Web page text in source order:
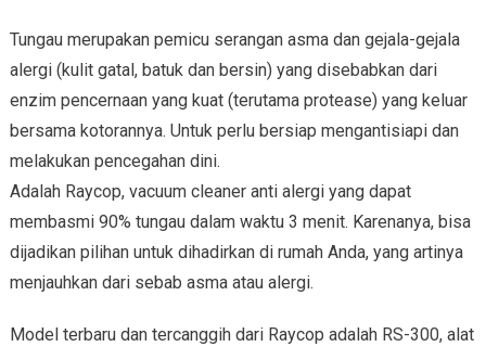
Tungau merupakan pemicu serangan asma dan gejala-gejala
alergi (kulit gatal, batuk dan bersin) yang disebabkan dari
enzim pencernaan yang kuat (terutama protease) yang keluar
bersama kotorannya. Untuk perlu bersiap mengantisiapi dan
melakukan pencegahan dini.
Adalah Raycop, vacuum cleaner anti alergi yang dapat
membasmi 90% tungau dalam waktu 3 menit. Karenanya, bisa
dijadikan pilihan untuk dihadirkan di rumah Anda, yang artinya
menjauhkan dari sebab asma atau alergi.
Model terbaru dan tercanggih dari Raycop adalah RS-300, alat